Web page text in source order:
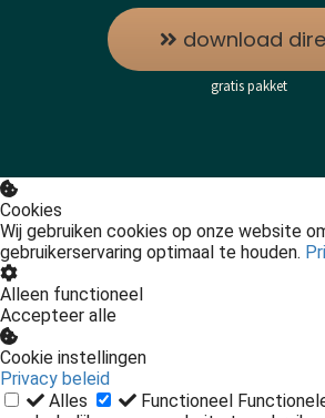
download
gratis pakket
Cookies
Wij gebruiken cookies op onze website
gebruikerservaring optimaal te houden.
Alleen functioneel
Accepteer alle
Cookie instellingen
Privacy beleid
Alles
Functioneel